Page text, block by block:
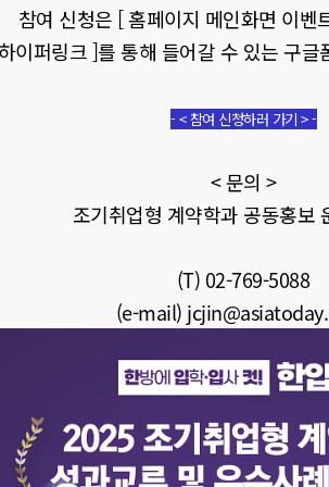
참여 신청은 [ 홈페이지 메인화면 이벤
이퍼링크 ]를 통해 들어갈 수 있는 구
- < 참여 신청하러 가기 > -
< 문의 >
조기취업형 계약학과 공동홍보
(T) 02-769-5088
(e-mail)